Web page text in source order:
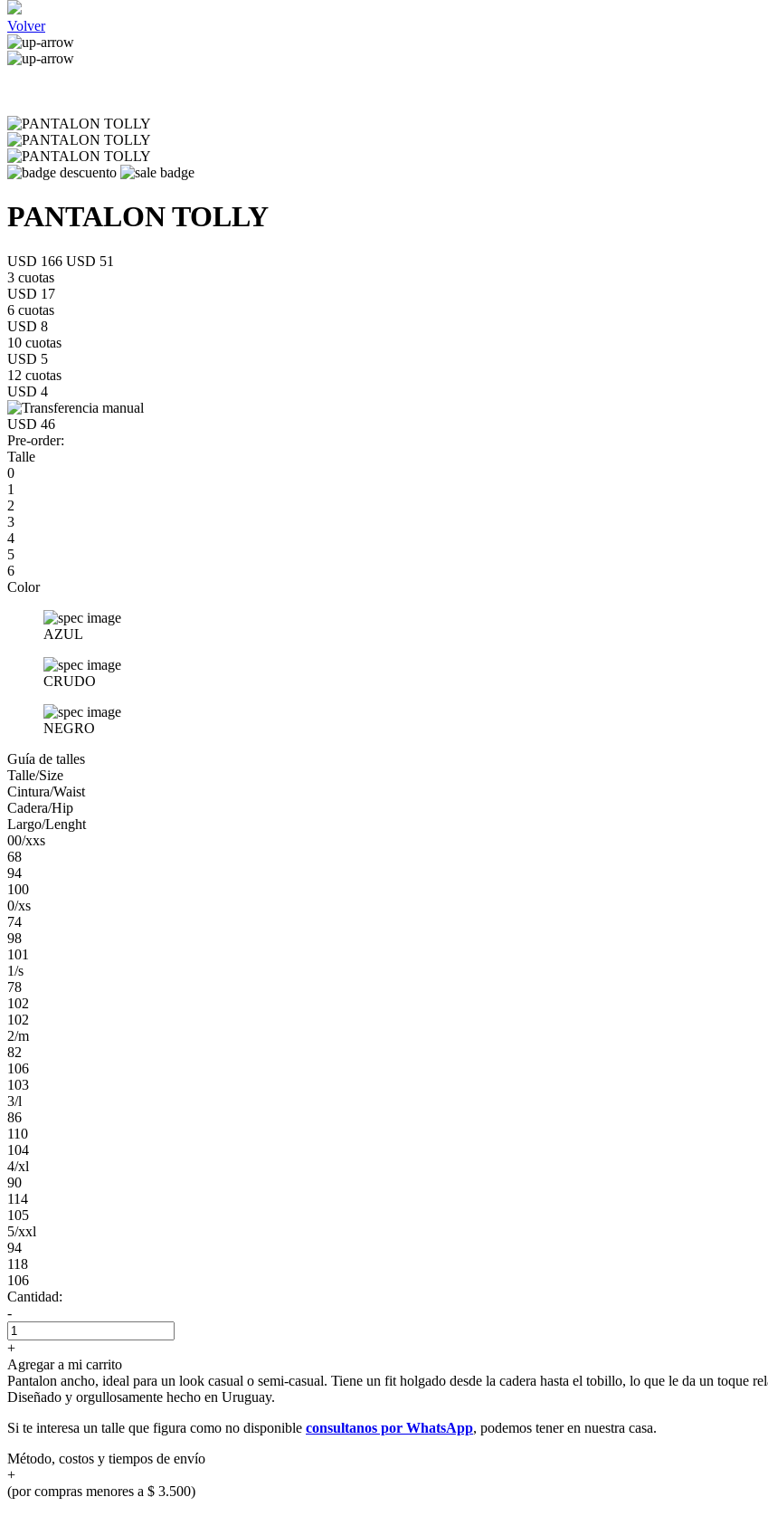
Volver
PANTALON TOLLY
USD 166 USD 51
3 cuotas
USD 17
6 cuotas
USD 8
10 cuotas
USD 5
12 cuotas
USD 4
USD 46
Pre-order:
Talle
0
1
2
3
4
5
6
Color
AZUL
CRUDO
NEGRO
Guía de talles
Talle/Size
Cintura/Waist
Cadera/Hip
Largo/Lenght
00/xxs
68
94
100
0/xs
74
98
101
1/s
78
102
102
2/m
82
106
103
3/l
86
110
104
4/xl
90
114
105
5/xxl
94
118
106
Cantidad:
-
+
Agregar a mi carrito
Pantalon ancho, ideal para un look casual o semi-casual. Tiene un fit holgado desde la cadera hasta el tobillo, lo que le da un toque
Diseñado y orgullosamente hecho en Uruguay.
Si te interesa un talle que figura como no disponible consultanos por WhatsApp, podemos tener en nuestra casa.
Método, costos y tiempos de envío
+
(por compras menores a $ 3.500)